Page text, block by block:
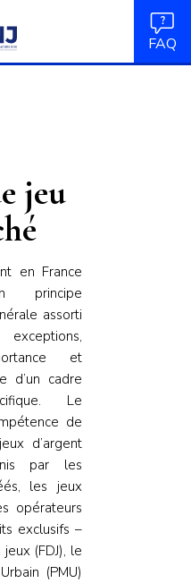
accueil
FAQ
jeu
en France
principe
assorti
et
d’un cadre
Le
de
d’argent
par les
les jeux
opérateurs
exclusifs –
(FDJ), le
(PMU)